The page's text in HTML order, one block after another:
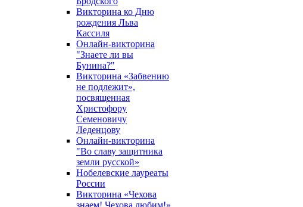
Викторина ко Дню
рождения Льва
Кассиля
Онлайн-викторина
"Знаете ли вы
Бунина?"
Викторина «Забвению
не подлежит»,
посвященная
Христофору
Семеновичу
Леденцову
Онлайн-викторина
"Во славу защитника
земли русской»
Нобелевские лауреаты
России
Викторина «Чехова
знаем! Чехова любим!»